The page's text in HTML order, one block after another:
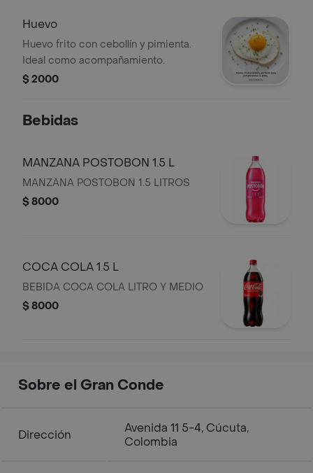
Huevo
Huevo frito con cebollín y pimienta.
Ideal como acompañamiento.
$ 2000
Bebidas
MANZANA POSTOBON 1.5 L
MANZANA POSTOBON 1.5 LITROS
$ 8000
COCA COLA 1.5 L
BEBIDA COCA COLA LITRO Y MEDIO
$ 8000
Sobre el Gran Conde
Dirección
Avenida 11 5-4, Cúcuta,
Colombia